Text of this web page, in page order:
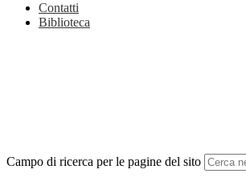
Contatti
Biblioteca
Campo di ricerca per le pagine del sito